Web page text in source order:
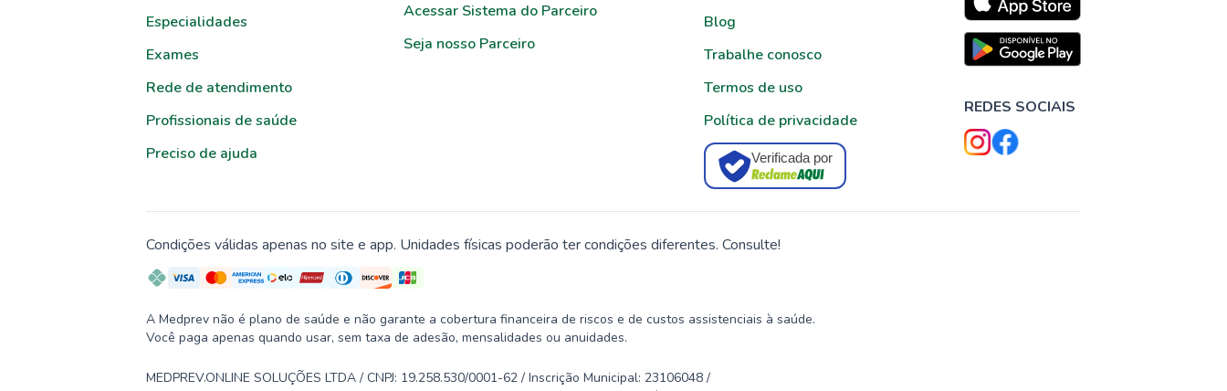
Especialidades
Exames
Rede de atendimento
Profissionais de saúde
Preciso de ajuda
Acessar Sistema do Parceiro
Seja nosso Parceiro
Blog
Trabalhe conosco
Termos de uso
Política de privacidade
Verificada por
REDES SOCIAIS
Condições válidas apenas no site e app. Unidades físicas poderão ter condições diferentes. Consulte!
A Medprev não é plano de saúde e não garante a cobertura financeira de riscos e de custos assistenciais à saúde.
Você paga apenas quando usar, sem taxa de adesão, mensalidades ou anuidades.
MEDPREV.ONLINE SOLUÇÕES LTDA / CNPJ: 19.258.530/0001-62 / Inscrição Municipal: 23106048 /